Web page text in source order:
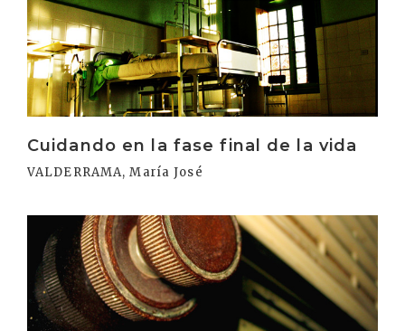
Cuidando en la fase final de la vida
VALDERRAMA, María José
Irakurri
Irakurri